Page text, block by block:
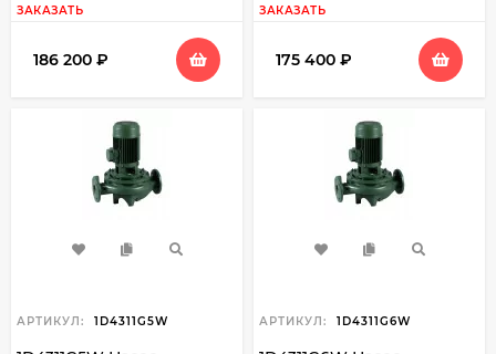
ЗАКАЗАТЬ
186 200 ₽
ЗАКАЗАТЬ
175 400 ₽
АРТИКУЛ: 1D4311G5W АРТИКУЛ: 1D4311G6W